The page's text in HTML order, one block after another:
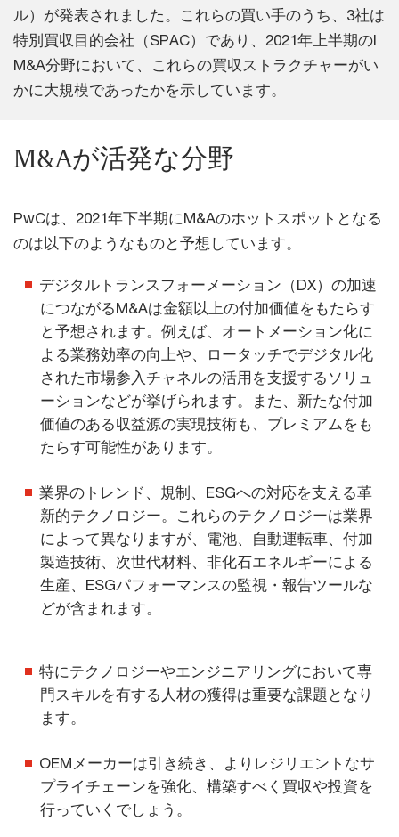
ル）が発表されました。これらの買い手のうち、3社は
特別買収目的会社（SPAC）であり、2021年上半期のI
M&A分野において、これらの買収ストラクチャーがい
かに大規模であったかを示しています。
M&Aが活発な分野
PwCは、2021年下半期にM&Aのホットスポットとなる
のは以下のようなものと予想しています。
デジタルトランスフォーメーション（DX）の加速
につながるM&Aは金額以上の付加価値をもたらす
と予想されます。例えば、オートメーション化に
よる業務効率の向上や、ロータッチでデジタル化
された市場参入チャネルの活用を支援するソリュ
ーションなどが挙げられます。また、新たな付加
価値のある収益源の実現技術も、プレミアムをも
たらす可能性があります。
業界のトレンド、規制、ESGへの対応を支える革
新的テクノロジー。これらのテクノロジーは業界
によって異なりますが、電池、自動運転車、付加
製造技術、次世代材料、非化石エネルギーによる
生産、ESGパフォーマンスの監視・報告ツールな
どが含まれます。
特にテクノロジーやエンジニアリングにおいて専
門スキルを有する人材の獲得は重要な課題となり
ます。
OEMメーカーは引き続き、よりレジリエントなサ
プライチェーンを強化、構築すべく買収や投資を
行っていくでしょう。